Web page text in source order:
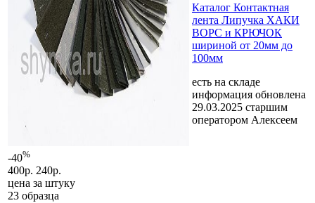
-40%
400р. 240р.
цена за штуку
23 образца
Каталог Контактная
лента Липучка ХАКИ
ВОРС и КРЮЧОК
шириной от 20мм до
100мм
есть на складе
информация обновлена
29.03.2025 старшим
оператором Алексеем